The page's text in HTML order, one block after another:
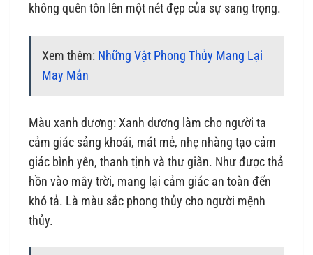
không quên tôn lên một nét đẹp của sự sang trọng.
Xem thêm: Những Vật Phong Thủy Mang Lại
May Mắn
Màu xanh dương: Xanh dương làm cho người ta
cảm giác sảng khoái, mát mẻ, nhẹ nhàng tạo cảm
giác bình yên, thanh tịnh và thư giãn. Như được thả
hồn vào mây trời, mang lại cảm giác an toàn đến
khó tả. Là màu sắc phong thủy cho người mệnh
thủy.